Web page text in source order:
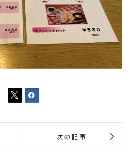
 
次の記事 